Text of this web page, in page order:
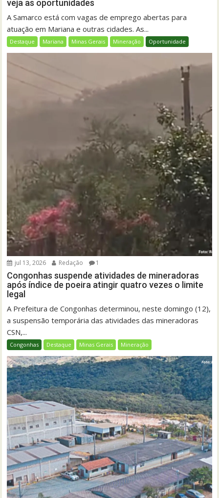
veja as oportunidades
A Samarco está com vagas de emprego abertas para
atuação em Mariana e outras cidades. As...
Destaque Mariana Minas Gerais Mineração Oportunidade
jul 13, 2026 Redação 1
Congonhas suspende atividades de mineradoras
após índice de poeira atingir quatro vezes o limite
legal
A Prefeitura de Congonhas determinou, neste domingo (12),
a suspensão temporária das atividades das mineradoras
CSN,...
Congonhas Destaque Minas Gerais Mineração